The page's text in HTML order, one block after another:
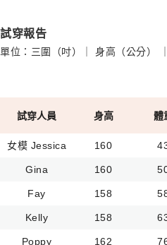
試穿報告
單位：三圍（吋）｜ 身高（公分）
試穿人員 身高 體
女模 Jessica 160
Gina 160
Fay 158
Kelly 158
Poppy 162